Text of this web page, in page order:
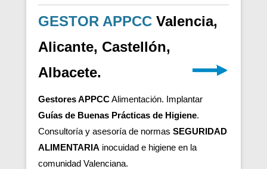
GESTOR APPCC Valencia,
Alicante, Castellón,
Albacete.
Gestores APPCCAlimentación. Implantar
Guías de Buenas Prácticas de Higiene.
Consultoría y asesoría de normas SEGURIDAD
ALIMENTARIA inocuidad e higiene en la
comunidad Valenciana.